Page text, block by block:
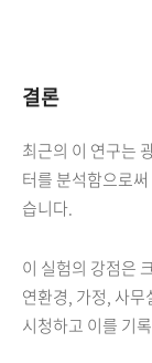
결론
최근의 이 연구는
터를 분석함으로
습니다.
이 실험의 강점은
연환경, 가정, 사
시청하고 이를 기